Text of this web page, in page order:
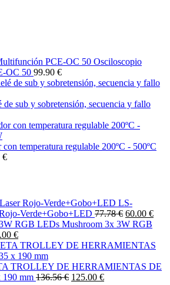
Osciloscopio
OC 50 99.90 €
sub y sobretensión, secuencia y fallo
temperatura regulable 200ºC - 500ºC
€
LS-
Verde+Gobo+LED 77.78 € 60.00 €
Mushroom 3x 3W RGB
€
TROLLEY DE HERRAMIENTAS DE
190 mm 136.56 € 125.00 €